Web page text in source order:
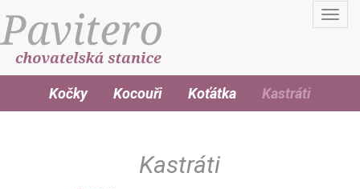
Kočky Kocouři Koťátka Kastráti
Kastráti